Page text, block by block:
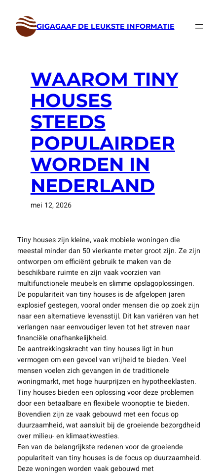
naar
GIGAGAAF DE LEUKSTE INFORMATIE
WAAROM TINY
HOUSES
STEEDS
POPULAIRDER
WORDEN IN
NEDERLAND
mei 12, 2026
Tiny houses zijn kleine, vaak mobiele woningen die
meestal minder dan 50 vierkante meter groot zijn. Ze zijn
ontworpen om efficiënt gebruik te maken van de
beschikbare ruimte en zijn vaak voorzien van
multifunctionele meubels en slimme opslagoplossingen.
De populariteit van tiny houses is de afgelopen jaren
explosief gestegen, vooral onder mensen die op zoek zijn
naar een alternatieve levensstijl. Dit kan variëren van het
verlangen naar eenvoudiger leven tot het streven naar
financiële onafhankelijkheid.
De aantrekkingskracht van tiny houses ligt in hun
vermogen om een gevoel van vrijheid te bieden. Veel
mensen voelen zich gevangen in de traditionele
woningmarkt, met hoge huurprijzen en hypotheeklasten.
Tiny houses bieden een oplossing voor deze problemen
door een betaalbare en flexibele woonoptie te bieden.
Bovendien zijn ze vaak gebouwd met een focus op
duurzaamheid, wat aansluit bij de groeiende bezorgdheid
over milieu- en klimaatkwesties.
Een van de belangrijkste redenen voor de groeiende
populariteit van tiny houses is de focus op duurzaamheid.
Deze woningen worden vaak gebouwd met